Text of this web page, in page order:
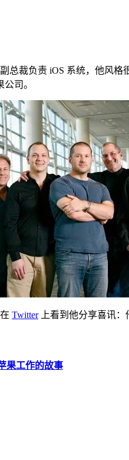
总裁负责 iOS 系统，他风
司。
Twitter上看到他分享喜讯：
果工作的故事